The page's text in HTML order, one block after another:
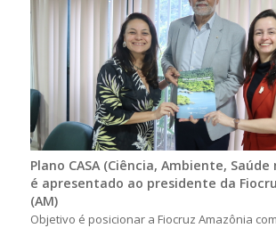
Plano CASA (Ciência, Ambiente,
é apresentado ao presidente da
(AM)
Objetivo é posicionar a Fiocruz Amazônia